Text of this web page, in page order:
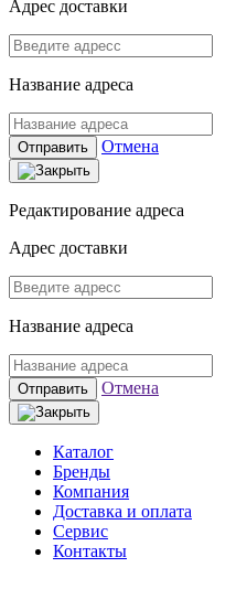
Адрес доставки
Название адреса
Отправить Отмена
Редактирование адреса
Адрес доставки
Название адреса
Отправить Отмена
Каталог
Бренды
Компания
Доставка и оплата
Сервис
Контакты